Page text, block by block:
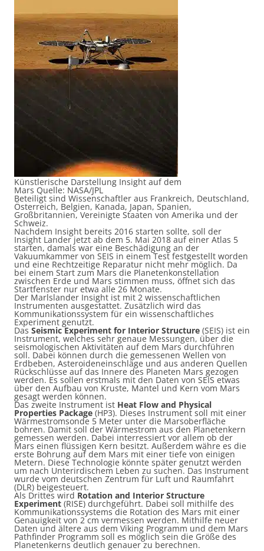
Künstlerische Darstellung Insight auf dem
Mars Quelle: NASA/JPL
Beteiligt sind Wissenschaftler aus Frankreich, Deutschland,
Österreich, Belgien, Kanada, Japan, Spanien,
Großbritannien, Vereinigte Staaten von Amerika und der
Schweiz.
Nachdem Insight bereits 2016 starten sollte, soll der
Insight Lander jetzt ab dem 5. Mai 2018 auf einer Atlas 5
starten, damals war eine Beschädigung an der
Vakuumkammer von SEIS in einem Test festgestellt worden
und eine Rechtzeitige Reparatur nicht mehr möglich. Da
bei einem Start zum Mars die Planetenkonstellation
zwischen Erde und Mars stimmen muss, öffnet sich das
Startfenster nur etwa alle 26 Monate.
Der Marlslander Insight ist mit 2 wissenschaftlichen
Instrumenten ausgestattet. Zusätzlich wird das
Kommunikationssystem für ein wissenschaftliches
Experiment genutzt.
Das Seismic Experiment for Interior Structure (SEIS) ist ein
Instrument, welches sehr genaue Messungen, über die
seismologischen Aktivitäten auf dem Mars durchführen
soll. Dabei können durch die gemessenen Wellen von
Erdbeben, Asteroideneinschläge und aus anderen Quellen
Rückschlüsse auf das Innere des Planeten Mars gezogen
werden. Es sollen erstmals mit den Daten von SEIS etwas
über den Aufbau von Kruste, Mantel und Kern vom Mars
gesagt werden können.
Das zweite Instrument ist Heat Flow and Physical
Properties Package (HP3). Dieses Instrument soll mit einer
Wärmestromsonde 5 Meter unter die Marsoberfläche
bohren. Damit soll der Wärmestrom aus den Planetenkern
gemessen werden. Dabei interressiert vor allem ob der
Mars einen flüssigen Kern besitzt. Außerdem währe es die
erste Bohrung auf dem Mars mit einer tiefe von einigen
Metern. Diese Technologie könnte später genutzt werden
um nach Unterirdischem Leben zu suchen. Das Instrument
wurde vom deutschen Zentrum für Luft und Raumfahrt
(DLR) beigesteuert.
Als Drittes wird Rotation and Interior Structure
Experiment (RISE) durchgeführt. Dabei soll mithilfe des
Kommunikationssystems die Rotation des Mars mit einer
Genauigkeit von 2 cm vermessen werden. Mithilfe neuer
Daten und ältere aus dem Viking Programm und dem Mars
Pathfinder Programm soll es möglich sein die Größe des
Planetenkerns deutlich genauer zu berechnen.